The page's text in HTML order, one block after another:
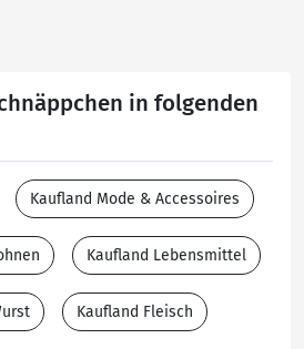
in folgenden
Kaufland Mode & Accessoires
Kaufland Lebensmittel
Kaufland Fleisch